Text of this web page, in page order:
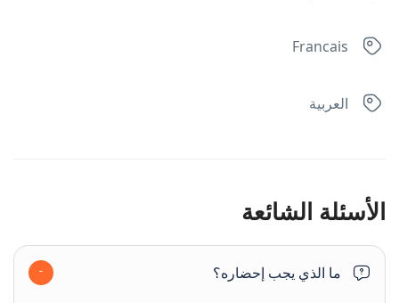
Francais
العربية
الأسئلة الشائعة
ما الذي يجب إحضاره؟